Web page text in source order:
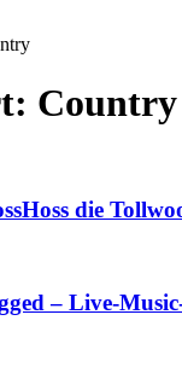
Country
die
– Live-